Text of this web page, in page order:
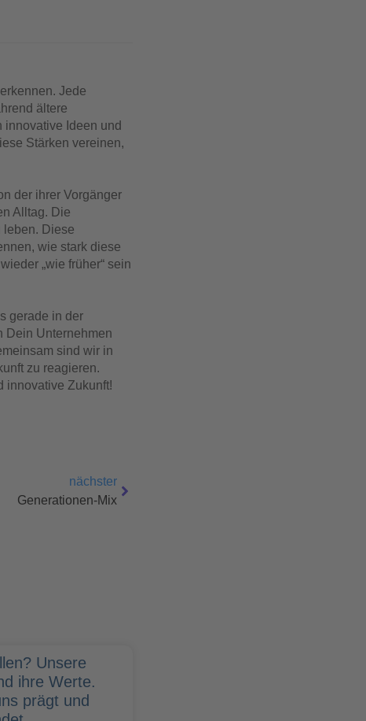
Jede
ältere
Ideen und
Stärken vereinen,
der ihrer Vorgänger
Alltag. Die
leben. Diese
wie stark diese
„wie früher“ sein
gerade in der
Dein Unternehmen
sind wir in
zu reagieren.
innovative Zukunft!
nächster
Generationen-Mix
Unsere
ihre Werte.
prägt und